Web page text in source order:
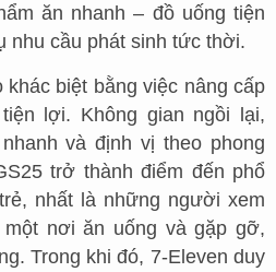
ăn nhanh – đồ uống tiện
nhu cầu phát sinh tức thời.
khác biệt bằng việc nâng cấp
lợi. Không gian ngồi lại,
và định vị theo phong
trở thành điểm đến phổ
nhất là những người xem
nơi ăn uống và gặp gỡ,
Trong khi đó, 7-Eleven duy